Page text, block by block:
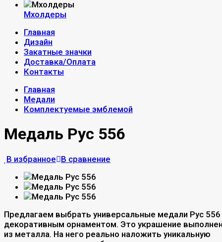
Мхолдеры
Главная
Дизайн
Закатные значки
Доставка/Оплата
Контакты
Главная
Медали
Комплектуемые эмблемой
Медаль Рус 556
В избранное В сравнение
Предлагаем выбрать универсальные медали Рус 556
декоративным орнаментом. Это украшение
из металла. На него реально наложить уникальную